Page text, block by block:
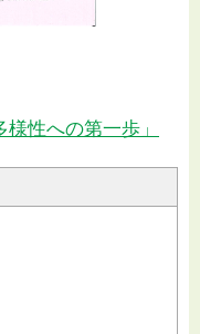
性への第一歩」